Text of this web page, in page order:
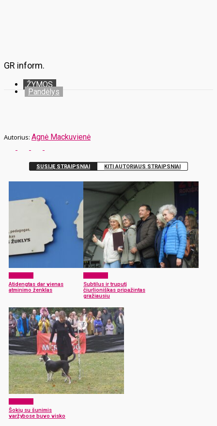
GR inform.
ŽYMOS
Pandėlys
Agnė Mackuvienė
SUSIJĘ STRAIPSNIAI KITI AUTORIAUS STRAIPSNIAI
Atidengtas dar vienas
atminimo ženklas
Subtilus ir truputį
čiurlioniškas pripažintas
gražiausiu
Šokių su šunimis
varžybose buvo visko